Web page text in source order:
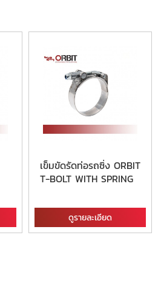
เข็มขัดรัดท่อรถซิ่ง ORBIT
T-BOLT WITH SPRING
ดูรายละเอียด